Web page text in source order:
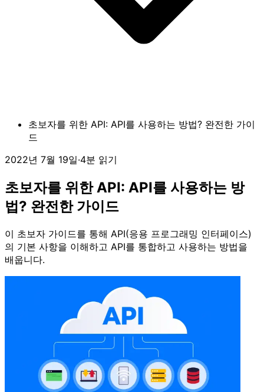
초보자를 위한 API: API를 사용하는 방법? 완전한 가이
드
2022년 7월 19일·4분 읽기
초보자를 위한 API: API를 사용하는 방
법? 완전한 가이드
이 초보자 가이드를 통해 API(응용 프로그래밍 인터페이스)
의 기본 사항을 이해하고 API를 통합하고 사용하는 방법을
배웁니다.